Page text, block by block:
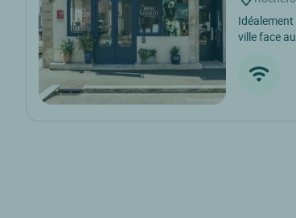
ville face